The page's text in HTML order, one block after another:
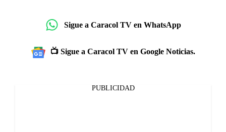
Sigue a Caracol TV en WhatsApp
📺 Sigue a Caracol TV en Google Noticias.
PUBLICIDAD